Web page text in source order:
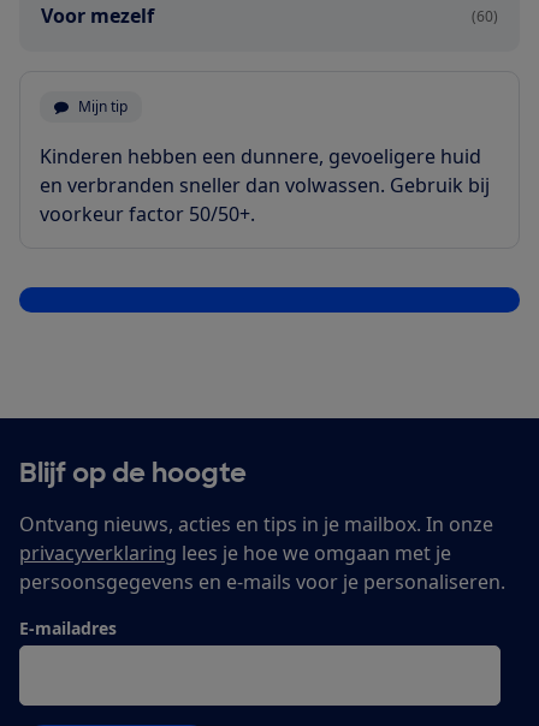
Voor mezelf (60)
Mijn tip
Kinderen hebben een dunnere, gevoeligere huid
en verbranden sneller dan volwassen. Gebruik bij
voorkeur factor 50/50+.
Blijf op de hoogte
Ontvang nieuws, acties en tips in je mailbox. In onze
privacyverklaring lees je hoe we omgaan met je
persoonsgegevens en e-mails voor je personaliseren.
E-mailadres